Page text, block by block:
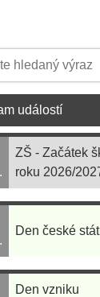
událostí
ZŠ - Začátek
roku 2026/
Den české
Den vzniku